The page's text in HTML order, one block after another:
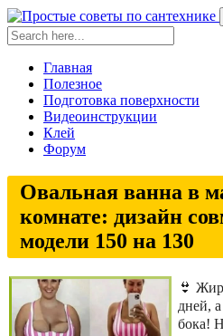
Главная
Полезное
Подготовка поверхности
Видеоинструкции
Клей
Форум
Овальная ванна в
комнате: дизайн
модели 150 на 130
👙
дней,
бока!